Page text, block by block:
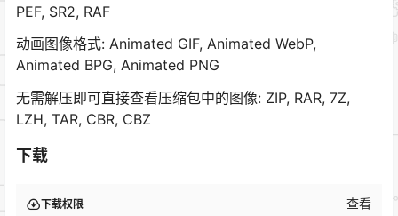
PEF, SR2, RAF
动画图像格式: Animated GIF, Animated WebP,
Animated BPG, Animated PNG
无需解压即可直接查看压缩包中的图像: ZIP, RAR, 7Z,
LZH, TAR, CBR, CBZ
下载
下载权限 查看